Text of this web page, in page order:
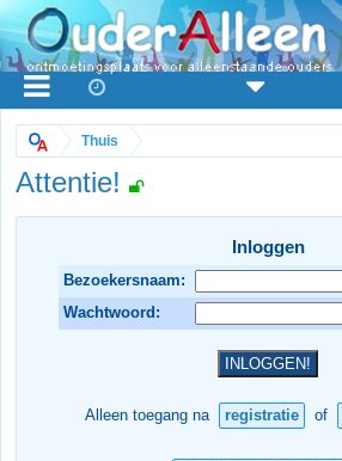
Thuis
Attentie!
Inloggen
Bezoekersnaam:
Wachtwoord:
Alleen toegang na registratie of